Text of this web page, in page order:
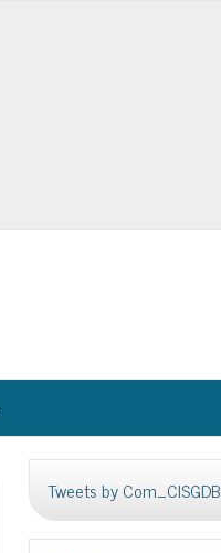
Tweets by Com_CISGDB